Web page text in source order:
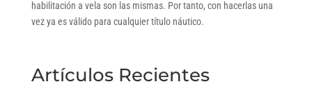
habilitación a vela son las mismas. Por tanto, con hacerlas una
vez ya es válido para cualquier título náutico.
Artículos Recientes